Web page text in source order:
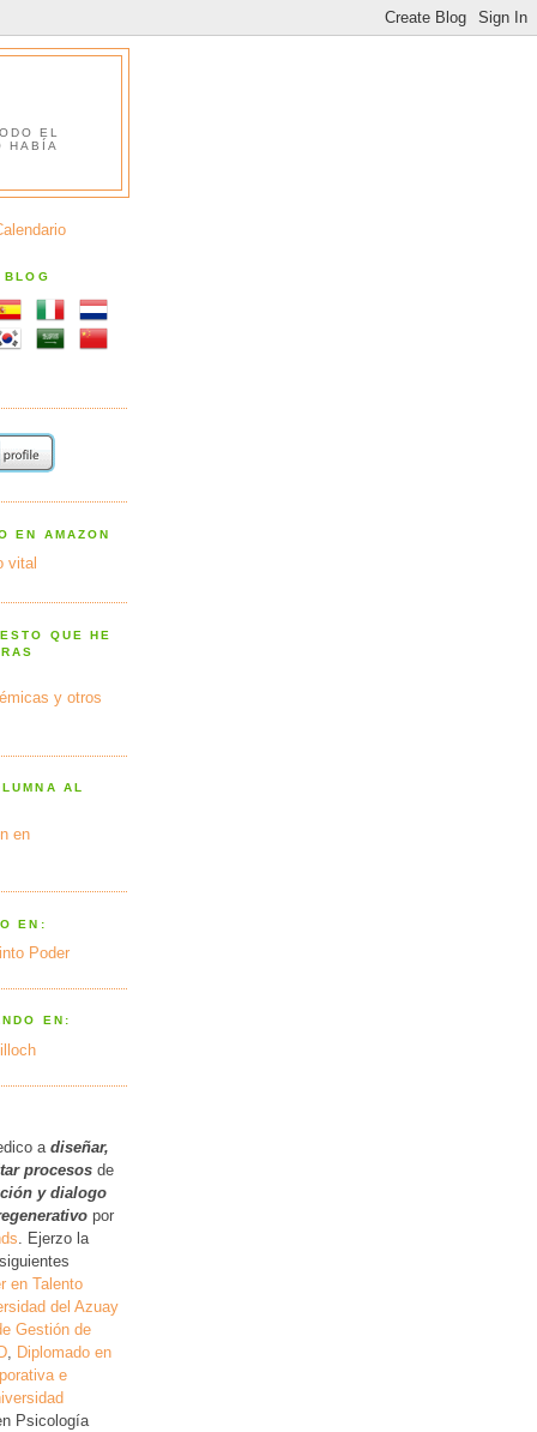
EL
HABÍA
BLOG
EN AMAZON
vital
QUE HE
y otros
AL
en
EN:
Poder
EN:
a diseñar,
procesos de
y dialogo
por
. Ejerzo la
en Talento
del Azuay
Gestión de
Diplomado en
e
Psicología